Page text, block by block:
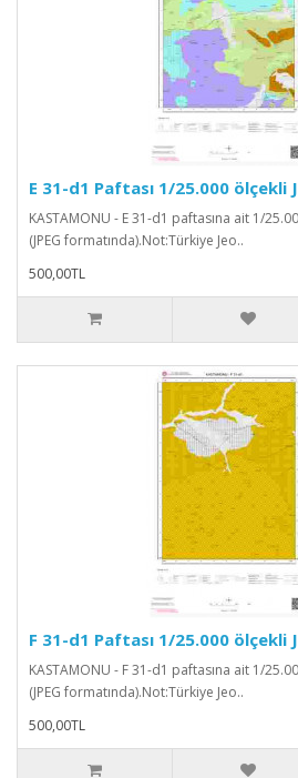
E 31-d1 Paftası 1/25.000 ölçekli
KASTAMONU - E 31-d1 paftasına ait 1/
(JPEG formatında).Not:Türkiye Jeo..
500,00TL
F 31-d1 Paftası 1/25.000 ölçekli
KASTAMONU - F 31-d1 paftasına ait 1/
(JPEG formatında).Not:Türkiye Jeo..
500,00TL